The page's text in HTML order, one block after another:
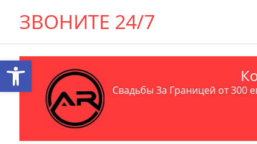
ЗВОНИТЕ 24/7
Свадьбы За Границей от 300
Открыть панель инструментов